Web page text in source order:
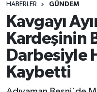
HABERLER GÜNDEM
Kavgayı
Kardeşinin
Darbesiyle
Kaybetti